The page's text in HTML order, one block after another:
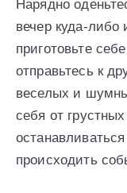
Нарядно
вечер куда-либо
приготовьте
отправьтесь к
веселых и
себя от
происходить